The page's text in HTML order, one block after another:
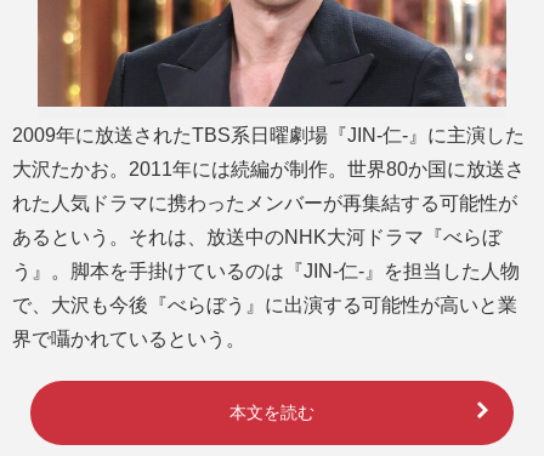
2009年に放送されたTBS系日曜劇場『JIN-仁-』に主演した
大沢たかお。2011年には続編が制作。世界80か国に放送さ
れた人気ドラマに携わったメンバーが再集結する可能性が
あるという。それは、放送中のNHK大河ドラマ『べらぼ
う』。脚本を手掛けているのは『JIN-仁-』を担当した人物
で、大沢も今後『べらぼう』に出演する可能性が高いと業
界で囁かれているという。
本文を読む